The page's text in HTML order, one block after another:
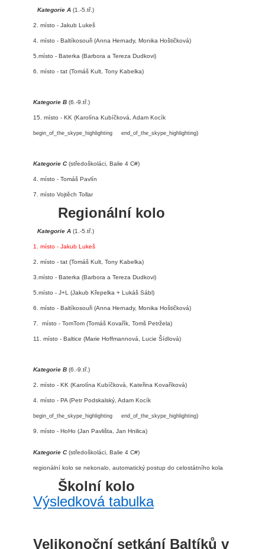
Kategorie A (1.-5.tř.)
2. místo - Jakub Lukeš
4. místo - Baltíkosouři (Anna Hernady, Monika Hoštičková)
5.místo - Baterka (Barbora a Tereza Dudkovi)
6. místo - tat (Tomáš Kult, Tony Kabelka)
Kategorie B (6.-9.tř.)
15. místo - KK (Karolína Kubíčková, Adam Kocík
begin_of_the_skype_highlighting end_of_the_skype_highlighting)
Kategorie C(středoškoláci, Balie 4 C#)
4. místo - Tomáš Pavlín
7. místo Vojtěch Tollar
Regionální kolo
Kategorie A (1.-5.tř.)
1. místo - Jakub Lukeš
2. místo - tat (Tomáš Kult, Tony Kabelka)
3.místo - Baterka (Barbora a Tereza Dudkovi)
5.místo - J+L (Jakub Křepelka + Lukáš Sábl)
6. místo - Baltíkosouři (Anna Hernady, Monika Hoštičková)
7. místo - TomTom (Tomáš Kovařík, Tomš Petržela)
11. místo - Baltice (Marie Hoffmannová, Lucie Šídlová)
Kategorie B (6.-9.tř.)
2. místo - KK (Karolína Kubíčková, Kateřina Kovaříková)
4. místo - PA (Petr Podskalský, Adam Kocík
begin_of_the_skype_highlighting end_of_the_skype_highlighting)
9. místo - HoHo (Jan Pavlišta, Jan Hnilica)
Kategorie C(středoškoláci, Balie 4 C#)
regionální kolo se nekonalo, automatický postup do celostátního kola
Školní kolo
Výsledková tabulka
Velikonoční setkání Baltíků v